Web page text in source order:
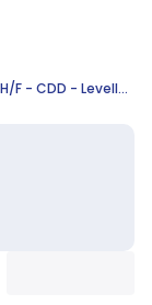
Conseiller de Vente H/F - CDD - Levellois-Perret